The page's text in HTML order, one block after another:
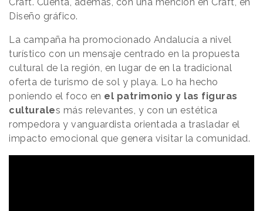
Craft. Cuenta, además, con una mención en Craft, en
Diseño gráfico.
La campaña ha promocionado Andalucía a nivel
turístico con un mensaje centrado en la propuesta
cultural de la región, en lugar de en la tradicional
oferta de turismo de sol y playa. Lo ha hecho
poniendo el foco en el patrimonio y las figuras
culturales más relevantes, y con un estética
rompedora y vanguardista orientada a trasladar el
impacto emocional que genera visitar la comunidad.